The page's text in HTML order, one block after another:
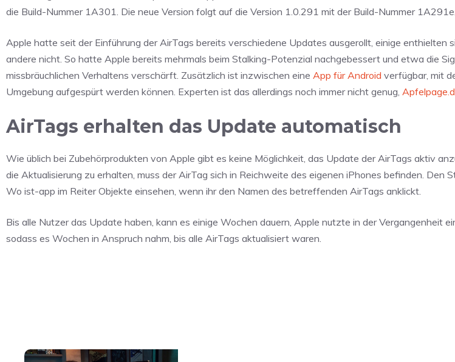
die Build-Nummer 1A301. Die neue Version folgt auf die Version 1.0.291 mit der Build-Nummer 1A291e.
Apple hatte seit der Einführung der AirTags bereits verschiedene Updates ausgerollt, einige enthielten
andere nicht. So hatte Apple bereits mehrmals beim Stalking-Potenzial nachgebessert und etwa die
missbräuchlichen Verhaltens verschärft. Zusätzlich ist inzwischen eine App für Android verfügbar, mit
Umgebung aufgespürt werden können. Experten ist das allerdings noch immer nicht genug,
AirTags erhalten das Update automatisch
Wie üblich bei Zubehörprodukten von Apple gibt es keine Möglichkeit, das Update der AirTags aktiv
die Aktualisierung zu erhalten, muss der AirTag sich in Reichweite des eigenen iPhones befinden. Den
Wo ist-app im Reiter Objekte einsehen, wenn ihr den Namen des betreffenden AirTags anklickt.
Bis alle Nutzer das Update haben, kann es einige Wochen dauern, Apple nutzte in der Vergangenheit
sodass es Wochen in Anspruch nahm, bis alle AirTags aktualisiert waren.